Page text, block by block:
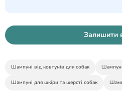
Залишити
Шампуні від ковтунів для собак
Шампуні для шкіри та шерсті собак